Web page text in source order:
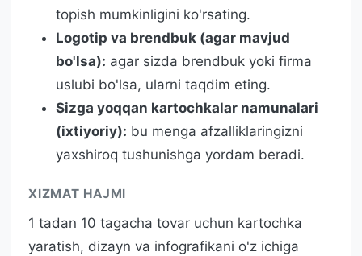
topish mumkinligini ko'rsating.
Logotip va brendbuk (agar mavjud
bo'lsa): agar sizda brendbuk yoki firma
uslubi bo'lsa, ularni taqdim eting.
Sizga yoqqan kartochkalar namunalari
(ixtiyoriy): bu menga afzalliklaringizni
yaxshiroq tushunishga yordam beradi.
XIZMAT HAJMI
1 tadan 10 tagacha tovar uchun kartochka
yaratish, dizayn va infografikani o'z ichiga